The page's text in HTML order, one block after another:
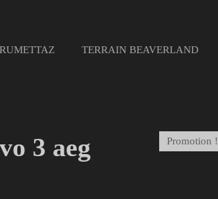
TERRAIN BEAVERLAND
3 aeg Promotion !